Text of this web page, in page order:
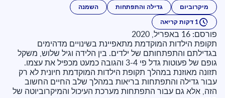
מיקרוביום גדילה והתפתחות
השמנה
1 דקות קריאה
פורסם: 16 באפריל, 2020
תקופת הילדות המוקדמת מתאפיינת בשינויים מדהימים
בגדילתם והתפתחותם של ילדים. בין הלידה וגיל שלוש, משקל
גופם של פעוטות גדל פי 3-4 והגובה כמעט מכפיל את עצמו.
תזונה מאוזנת במהלך תקופת הילדות המוקדמת חיונית לא רק
עבור גדילה והתפתחות בריאות במהלך שלב החיים החשוב
הזה, אלא גם עבור התפתחות מערכת העיכול והמיקרוביוטה של